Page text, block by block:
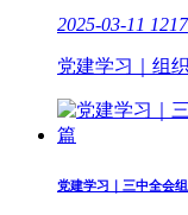
2025-03-11 1217
党建学习｜组
党建学习｜三中全会